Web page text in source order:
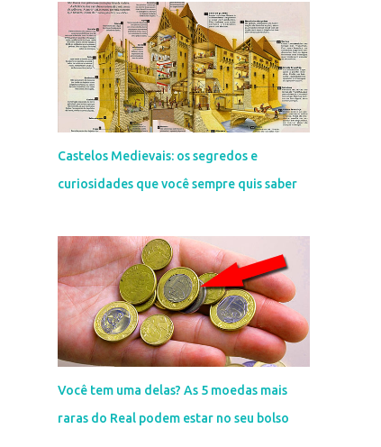
Castelos Medievais: os segredos e
curiosidades que você sempre quis saber
Você tem uma delas? As 5 moedas mais
raras do Real podem estar no seu bolso